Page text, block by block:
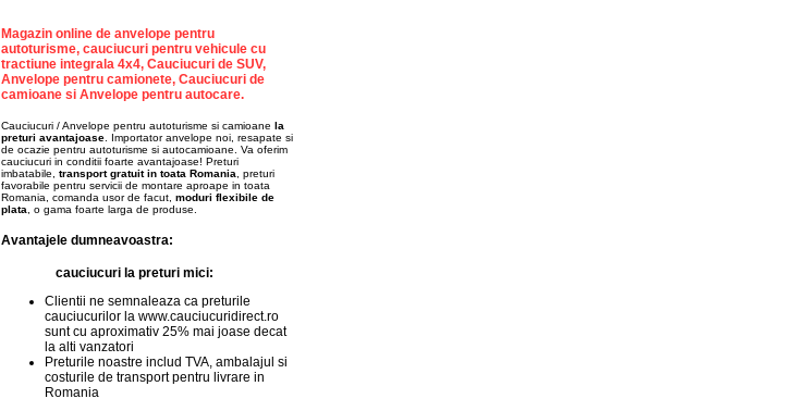
Magazin online de anvelope pentru
autoturisme, cauciucuri pentru vehicule cu
tractiune integrala 4x4, Cauciucuri de SUV,
Anvelope pentru camionete, Cauciucuri de
camioane si Anvelope pentru autocare.
Cauciucuri / Anvelope pentru autoturisme si camioane la
preturi avantajoase . Importator anvelope noi, resapate si
de ocazie pentru autoturisme si autocamioane. Va oferim
cauciucuri in conditii foarte avantajoase! Preturi
imbatabile,
transport gratuit in toata Romania , preturi
favorabile pentru servicii de montare aproape in toata
Romania, comanda usor de facut, moduri flexibile de
plata , o gama foarte larga de produse.
Avantajele dumneavoastra:
cauciucuri la preturi mici:
Clientii ne semnaleaza ca preturile
cauciucurilor la www.cauciucuridirect.ro
sunt cu aproximativ 25% mai joase decat
la alti vanzatori
Preturile noastre includ TVA, ambalajul si
costurile de transport pentru livrare in
Romania